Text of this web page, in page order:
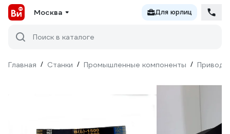
Москва Для юрлиц
Поиск в каталоге
Главная / Станки / Промышленные компоненты /